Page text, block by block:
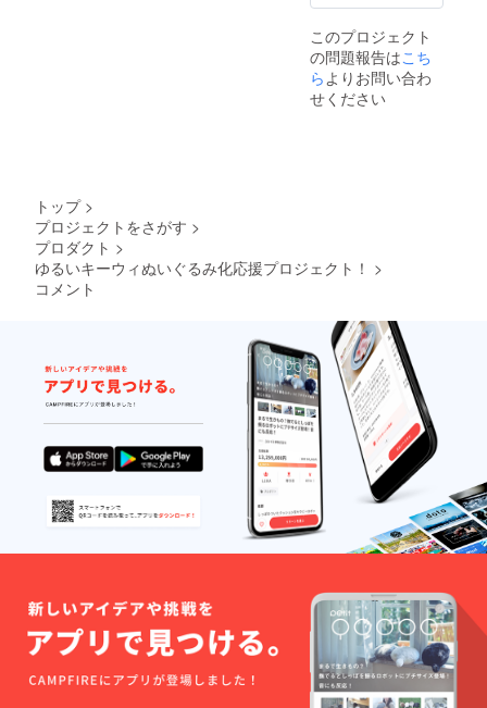
このプロジェクト
の問題報告はこち
らよりお問い合わ
せください
トップ >
プロジェクトをさがす >
プロダクト >
ゆるいキーウィぬいぐるみ化応援プロジェクト！ >
コメント